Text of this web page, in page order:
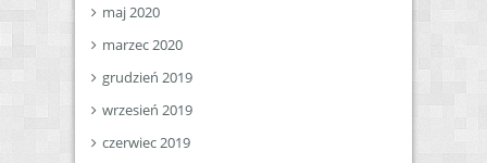
maj 2020
marzec 2020
grudzień 2019
wrzesień 2019
czerwiec 2019